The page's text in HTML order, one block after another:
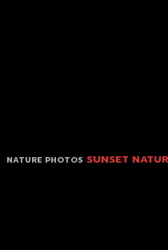
NATURE PHOTOS SUNSET